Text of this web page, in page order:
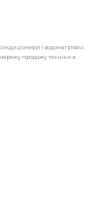
і водонагрівачі
продажу техніки в